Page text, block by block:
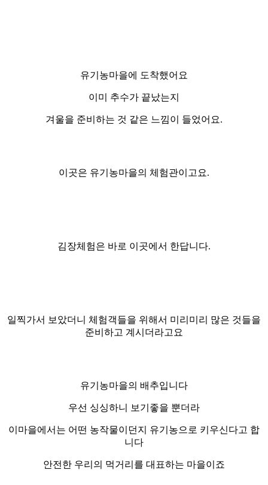
유기농마을에 도착했어요
이미 추수가 끝났는지
겨울을 준비하는 것 같은 느낌이 들었어요.
이곳은 유기농마을의 체험관이고요.
김장체험은 바로 이곳에서 한답니다.
일찍가서 보았더니 체험객들을 위해서 미리미리 많은 것들을
준비하고 계시더라고요
유기농마을의 배추입니다
우선 싱싱하니 보기좋을 뿐더라
이마을에서는 어떤 농작물이던지 유기농으로 키우신다고 합
니다
안전한 우리의 먹거리를 대표하는 마을이죠